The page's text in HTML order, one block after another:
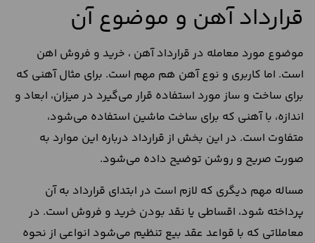
قرارداد آهن و موضوع آن
موضوع مورد معامله در قرارداد آهن ، خرید و فروش اهن
است. اما کاربری و نوع آهن هم مهم است. برای مثال آهنی که
برای ساخت و ساز مورد استفاده قرار می‌گیرد در میزان، ابعاد و
اندازه، با آهنی که برای ساخت ماشین استفاده می‌شود،
متفاوت است. در این بخش از قرارداد درباره این موارد به
صورت صریح و روشن توضیح داده می‌شود.
مساله مهم دیگری که لازم است در ابتدای قرارداد به آن
پرداخته شود، اقساطی یا نقد بودن خرید و فروش است. در
معاملاتی که با قواعد عقد بیع تنظیم می‌شود انواعی از نحوه